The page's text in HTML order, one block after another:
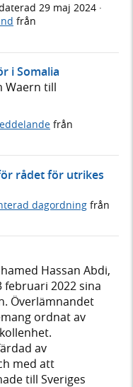
29 maj 2024 ·
från
i Somalia
Waern till
från
rådet för utrikes
dagordning från
Hassan Abdi,
2022 sina
Överlämnandet
ordnat av
av
med att
till Sveriges